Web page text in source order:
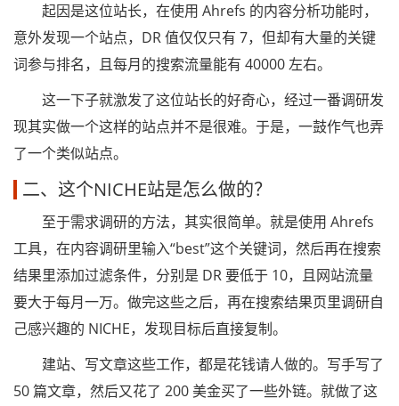
起因是这位站长，在使用 Ahrefs 的内容分析功能时，
意外发现一个站点，DR 值仅仅只有 7，但却有大量的关键
词参与排名，且每月的搜索流量能有 40000 左右。
这一下子就激发了这位站长的好奇心，经过一番调研发
现其实做一个这样的站点并不是很难。于是，一鼓作气也弄
了一个类似站点。
二、这个NICHE站是怎么做的？
至于需求调研的方法，其实很简单。就是使用 Ahrefs
工具，在内容调研里输入“best”这个关键词，然后再在搜索
结果里添加过滤条件，分别是 DR 要低于 10，且网站流量
要大于每月一万。做完这些之后，再在搜索结果页里调研自
己感兴趣的 NICHE，发现目标后直接复制。
建站、写文章这些工作，都是花钱请人做的。写手写了
50 篇文章，然后又花了 200 美金买了一些外链。就做了这